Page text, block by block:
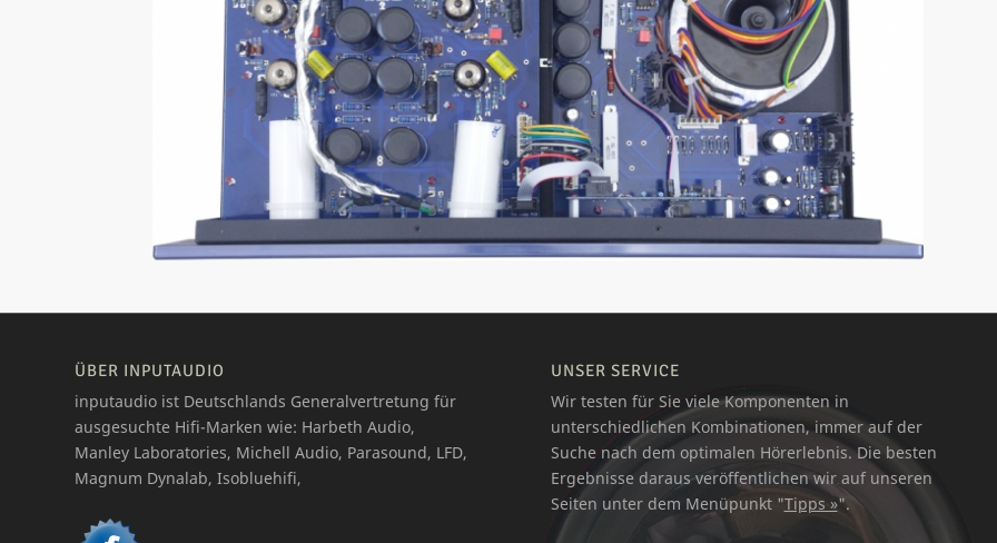
ÜBER INPUTAUDIO
inputaudio ist Deutschlands Generalvertretung für
ausgesuchte Hifi-Marken wie: Harbeth Audio,
Manley Laboratories, Michell Audio, Parasound, LFD,
Magnum Dynalab, Isobluehifi,
UNSER SERVICE
Wir testen für Sie viele Komponenten in
unterschiedlichen Kombinationen, immer auf der
Suche nach dem optimalen Hörerlebnis. Die besten
Ergebnisse daraus veröffentlichen wir auf unseren
Seiten unter dem Menüpunkt "Tipps »".